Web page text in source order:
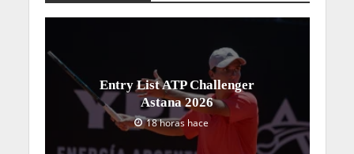
Entry List ATP Challenger
Astana 2026
18 horas hace